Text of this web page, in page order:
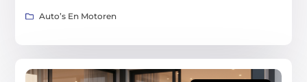
Auto’s En Motoren